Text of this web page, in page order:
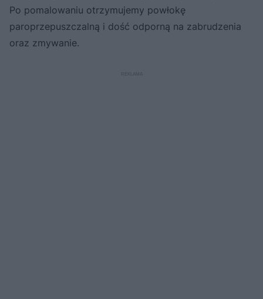
Po pomalowaniu otrzymujemy powłokę
paroprzepuszczalną i dość odporną na zabrudzenia
oraz zmywanie.